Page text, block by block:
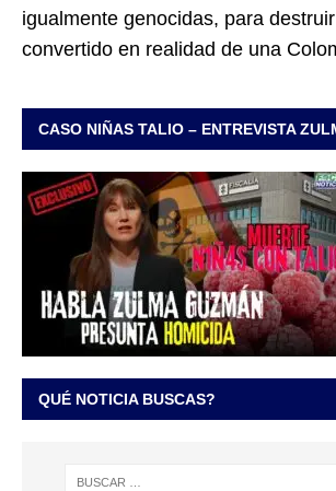
igualmente genocidas, para
convertido en realidad de una
CASO NIÑAS TALIO – ENTREVISTA
QUÉ NOTICIA BUSCAS?